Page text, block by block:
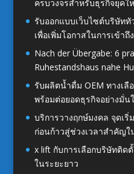
ครบวงจรสำหรับธุรกิจยุคใ
รับออกแบบเว็บไซต์บริษัททั
เพื่อเพิ่มโอกาสในการเข้าถึ
Nach der Übergabe: 6
Ruhestandshaus nahe
รับผลิตน้ำดื่ม OEM ทางเ
พร้อมต่อยอดธุรกิจอย่างมั่น
บริการวางฤกษ์มงคล จุดเ
ก่อนก้าวสู่ช่วงเวลาสำคัญใ
x lift กับการเลือกบริษัทติด
ในระยะยาว